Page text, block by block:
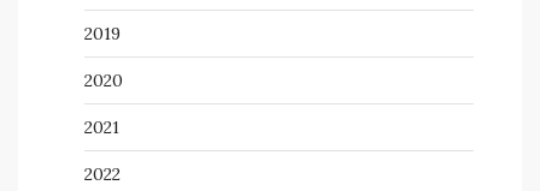
2019
2020
2021
2022